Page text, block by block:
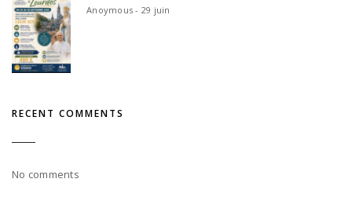
Anoymous - 29 juin
RECENT COMMENTS
No comments